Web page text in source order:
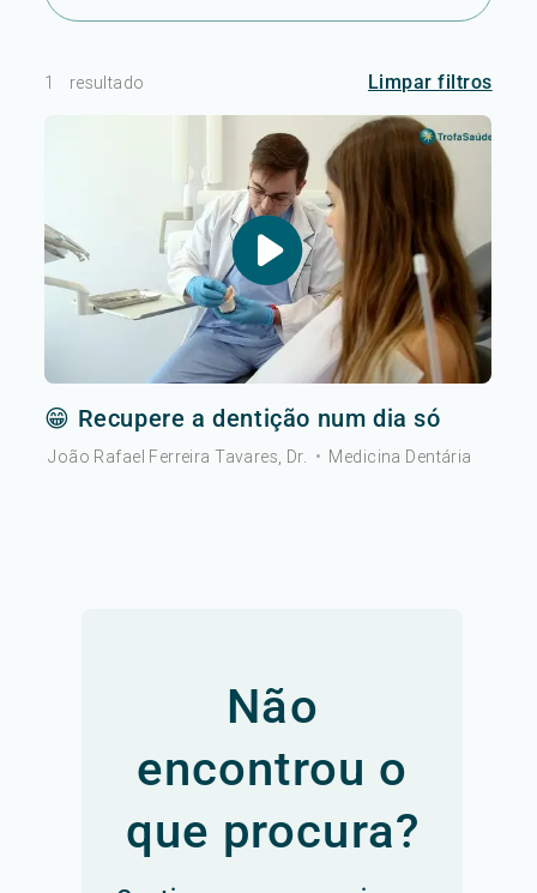
1 resultado Limpar filtros
😁 Recupere a dentição num dia só
João Rafael Ferreira Tavares, Dr. • Medicina Dentária
Não
encontrou o
que procura?